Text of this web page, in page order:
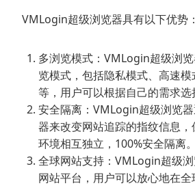
VMLogin超级浏览器具有以下优势：
多浏览模式：VMLogin超级浏
览模式，包括隐私模式、高速
等，用户可以根据自己的需求选
安全隔离：VMLogin超级浏览
器来改变网站追踪的指纹信息
环境相互独立，100%安全隔离。
全球网站支持：VMLogin超级
网站平台，用户可以放心地在